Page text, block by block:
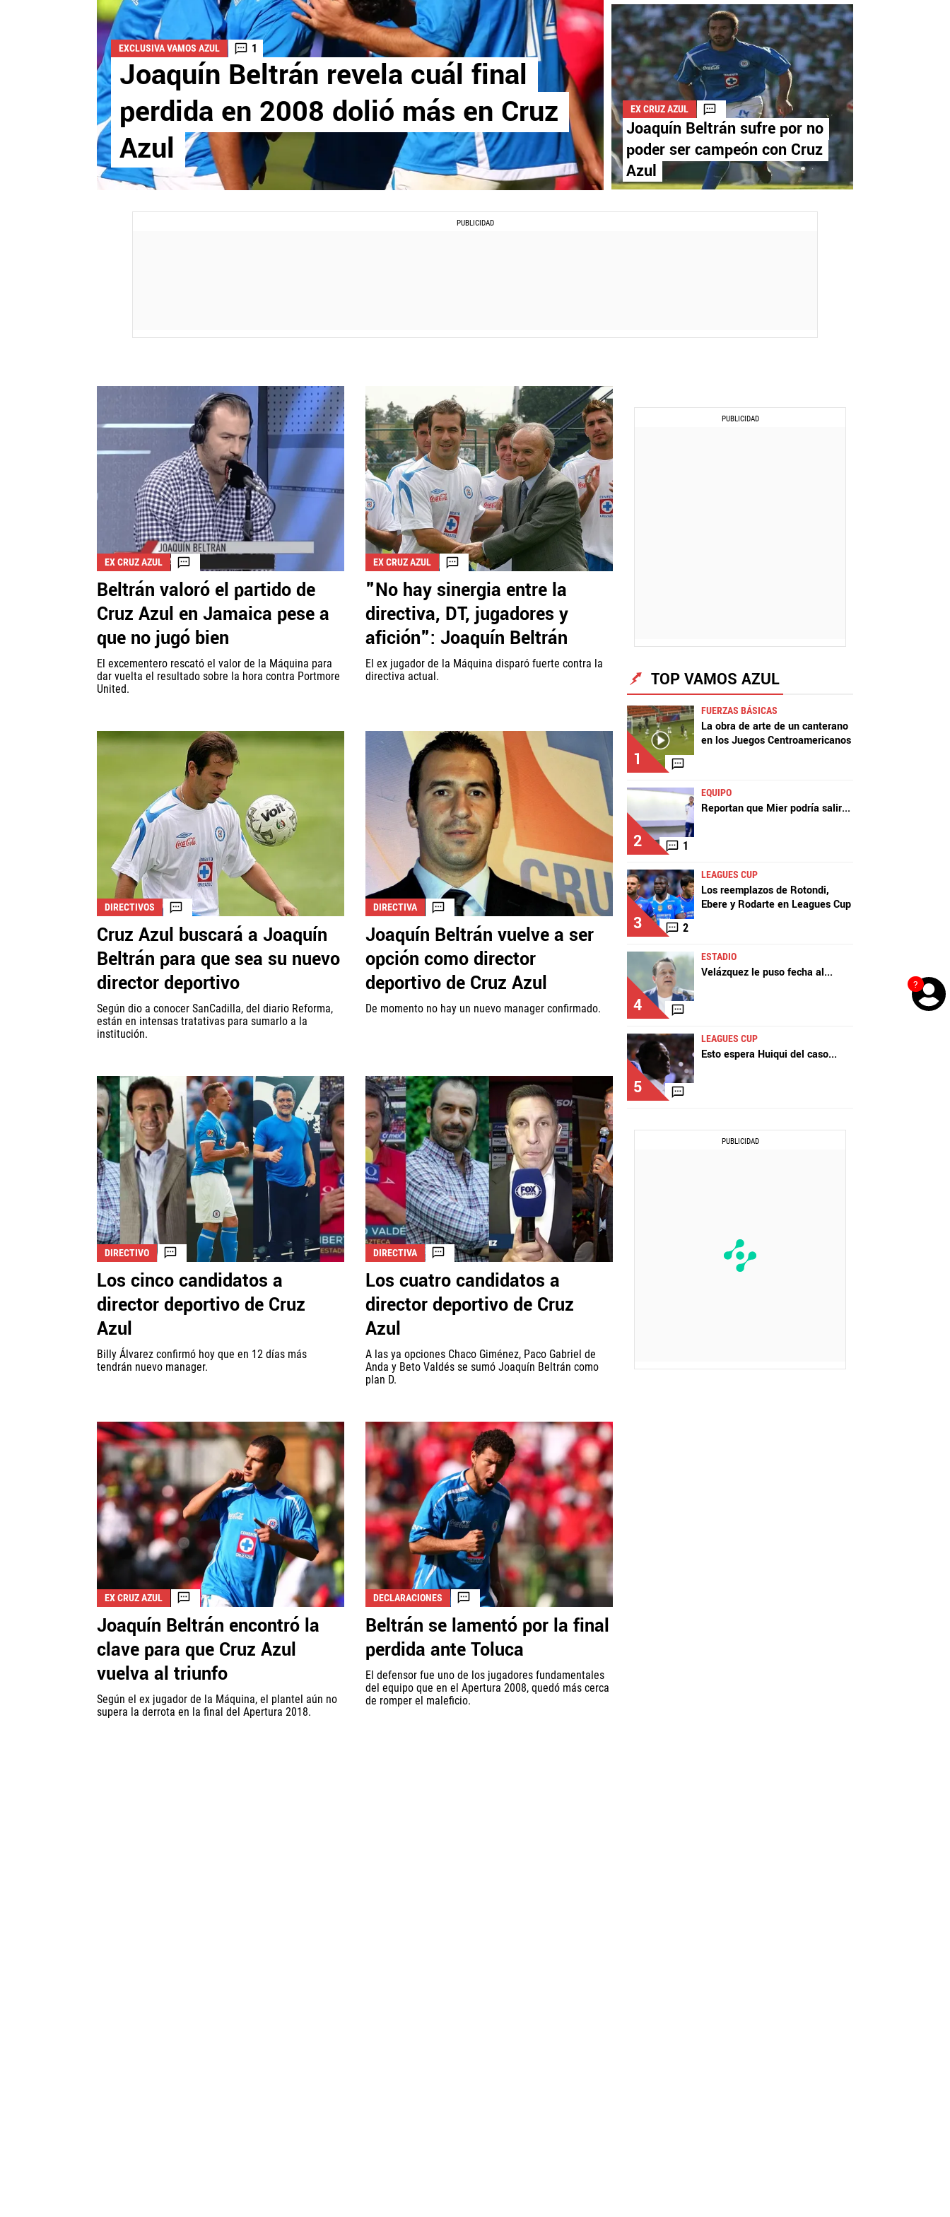
?
EXCLUSIVA VAMOS AZUL 1
Joaquín Beltrán revela cuál final
perdida en 2008 dolió más en Cruz
Azul
EX CRUZ AZUL
Joaquín Beltrán sufre por no
poder ser campeón con Cruz
Azul
EX CRUZ AZUL
Beltrán valoró el partido de
Cruz Azul en Jamaica pese a
que no jugó bien
El excementero rescató el valor de la Máquina para
dar vuelta el resultado sobre la hora contra Portmore
United.
EX CRUZ AZUL
"No hay sinergia entre la
directiva, DT, jugadores y
afición": Joaquín Beltrán
El ex jugador de la Máquina disparó fuerte contra la
directiva actual.
DIRECTIVOS
Cruz Azul buscará a Joaquín
Beltrán para que sea su nuevo
director deportivo
Según dio a conocer SanCadilla, del diario Reforma,
están en intensas tratativas para sumarlo a la
institución.
DIRECTIVA
Joaquín Beltrán vuelve a ser
opción como director
deportivo de Cruz Azul
De momento no hay un nuevo manager confirmado.
DIRECTIVO
Los cinco candidatos a
director deportivo de Cruz
Azul
Billy Álvarez confirmó hoy que en 12 días más
tendrán nuevo manager.
DIRECTIVA
Los cuatro candidatos a
director deportivo de Cruz
Azul
A las ya opciones Chaco Giménez, Paco Gabriel de
Anda y Beto Valdés se sumó Joaquín Beltrán como
plan D.
EX CRUZ AZUL
Joaquín Beltrán encontró la
clave para que Cruz Azul
vuelva al triunfo
Según el ex jugador de la Máquina, el plantel aún no
supera la derrota en la final del Apertura 2018.
DECLARACIONES
Beltrán se lamentó por la final
perdida ante Toluca
El defensor fue uno de los jugadores fundamentales
del equipo que en el Apertura 2008, quedó más cerca
de romper el maleficio.
TOP VAMOS AZUL
1
FUERZAS BÁSICAS
La obra de arte de un canterano
en los Juegos Centroamericanos
2 1
EQUIPO
Reportan que Mier podría salir...
3 2
LEAGUES CUP
Los reemplazos de Rotondi,
Ebere y Rodarte en Leagues Cup
4
ESTADIO
Velázquez le puso fecha al...
5
LEAGUES CUP
Esto espera Huiqui del caso...